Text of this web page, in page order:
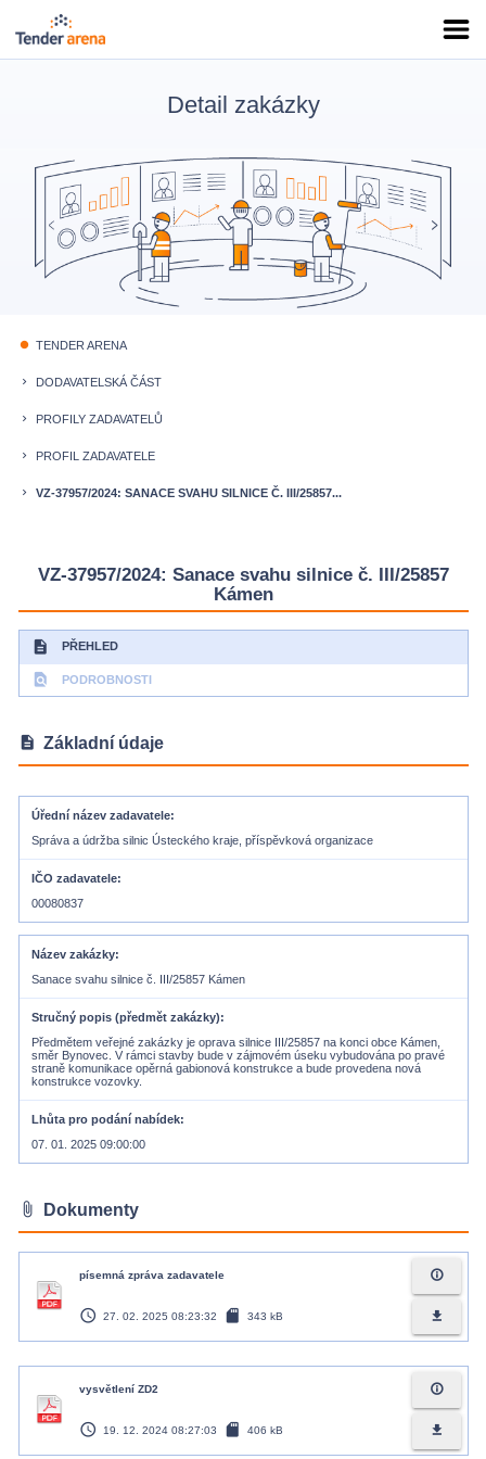
Detail zakázky
fiber_manual_record TENDER ARENA
keyboard_arrow_right DODAVATELSKÁ ČÁST
keyboard_arrow_right PROFILY ZADAVATELŮ
keyboard_arrow_right PROFIL ZADAVATELE
keyboard_arrow_right VZ-37957/2024: SANACE SVAHU SILNICE Č. III/25857...
VZ-37957/2024: Sanace svahu silnice č. III/25857
Kámen
description PŘEHLED
find_in_page PODROBNOSTI
description Základní údaje
Úřední název zadavatele
Správa a údržba silnic Ústeckého kraje, příspěvková organizace
IČO zadavatele
00080837
Název zakázky
Sanace svahu silnice č. III/25857 Kámen
Stručný popis (předmět zakázky)
Předmětem veřejné zakázky je oprava silnice III/25857 na konci obce Kámen,
směr Bynovec. V rámci stavby bude v zájmovém úseku vybudována po pravé
straně komunikace opěrná gabionová konstrukce a bude provedena nová
konstrukce vozovky.
Lhůta pro podání nabídek
07. 01. 2025 09:00:00
attach_file Dokumenty
písemná zpráva zadavatele
access_time 27. 02. 2025 08:23:32 sd_card 343 kB
info_outline
file_download
vysvětlení ZD2
access_time 19. 12. 2024 08:27:03 sd_card 406 kB
info_outline
file_download